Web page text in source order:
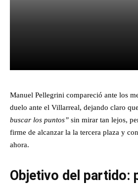
Manuel Pellegrini compareció ante los
duelo ante el Villarreal, dejando claro
buscar los puntos” sin mirar tan lejos,
firme de alcanzar la la tercera plaza y
ahora.
Objetivo del partido: